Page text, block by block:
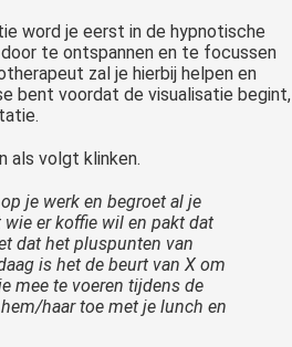
word je eerst in de hypnotische
te ontspannen en te focussen
zal je hierbij helpen en
bent voordat de visualisatie begint,
als volgt klinken.
je werk en begroet al je
er koffie wil en pakt dat
dat het pluspunten van
is het de beurt van X om
mee te voeren tijdens de
haar toe met je lunch en